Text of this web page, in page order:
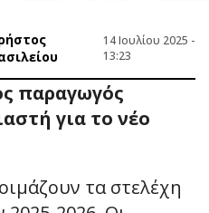
14 Ιουλίου 2025 -
13:23
παραγωγός
για το νέο
τα στελέχη